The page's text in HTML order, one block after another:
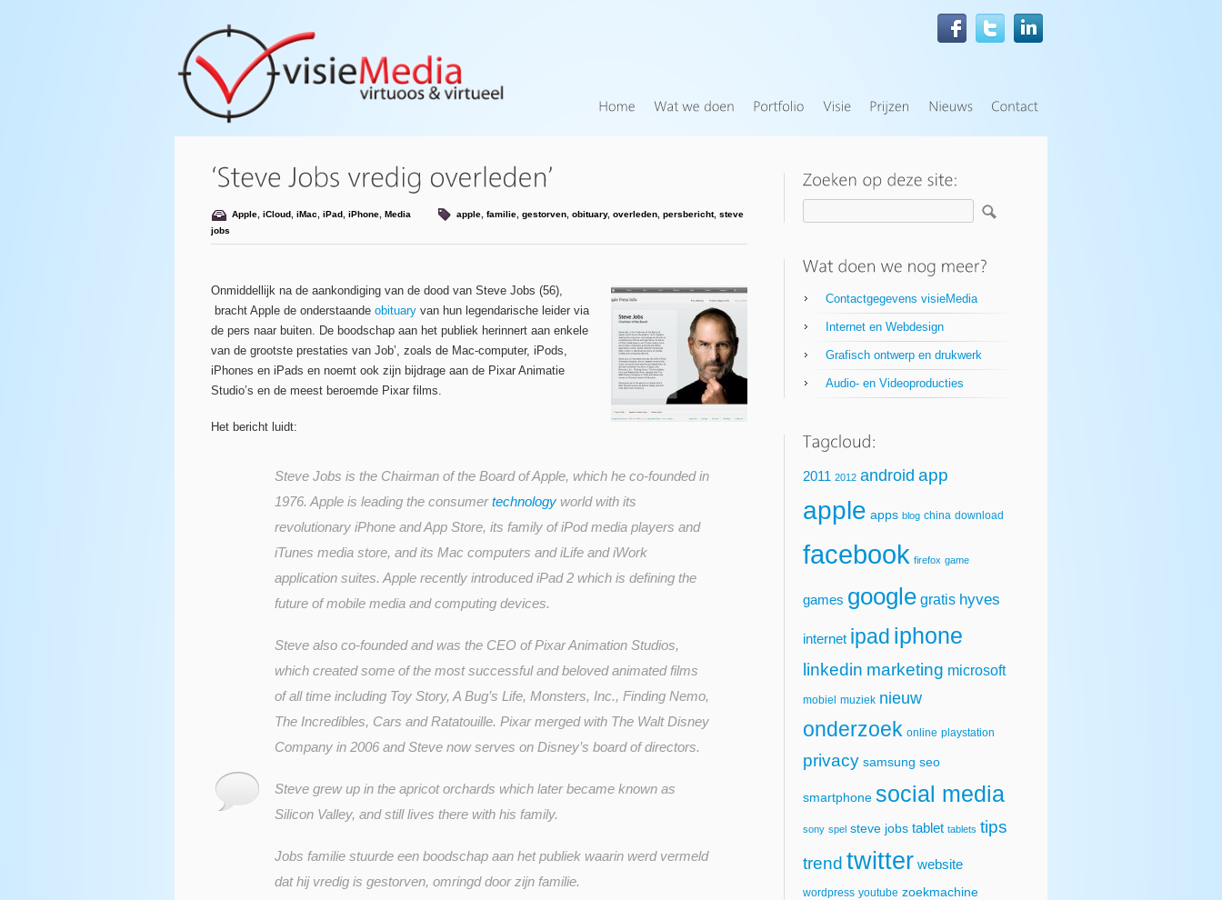
Apple iCloud iMac iPad iPhone Media apple familie gestorven obituary, overleden persbericht, steve
jobs
Onmiddellijk na de aankondiging van de dood van Steve Jobs (56),
bracht Apple de onderstaande obituary van hun legendarische leider via
de pers naar buiten. De boodschap aan het publiek herinnert aan enkele
van de grootste prestaties van Job’, zoals de Mac-computer, iPods,
iPhones en iPads en noemt ook zijn bijdrage aan de Pixar Animatie
Studio’s en de meest beroemde Pixar films.
Het bericht luidt:
Steve Jobs is the Chairman of the Board of Apple, which he co-founded in
1976. Apple is leading the consumertechnology world with its
revolutionary iPhone and App Store, its family of iPod media players and
iTunes media store, and its Mac computers and iLife and iWork
application suites. Apple recently introduced iPad 2 which is defining the
future of mobile media and computing devices.
Steve also co-founded and was the CEO of Pixar Animation Studios,
which created some of the most successful and beloved animated films
of all time including Toy Story, A Bug’s Life, Monsters, Inc., Finding Nemo,
The Incredibles, Cars and Ratatouille. Pixar merged with The Walt Disney
Company in 2006 and Steve now serves on Disney’s board of directors.
Steve grew up in the apricot orchards which later became known as
Silicon Valley, and still lives there with his family.
Jobs familie stuurde een boodschap aan het publiek waarin werd vermeld
dat hij vredig is gestorven, omringd door zijn familie.
Contactgegevens visieMedia
Internet en Webdesign
Grafisch ontwerp en drukwerk
Audio- en Videoproducties
2011 2012 android app
apple apps blog china download
facebook firefox game
games google gratis hyves
internet ipad iphone
linkedin marketing microsoft
mobiel muziek nieuw
onderzoek online playstation
privacy samsung seo
smartphone social media
sony spel steve jobs tablet tablets tips
trend twitter website
wordpress youtube zoekmachine